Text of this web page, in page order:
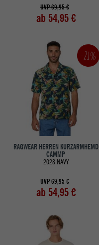
UVP 69,95 €
ab 54,95 €
-21%
RAGWEAR HERREN KURZARMHEMD
CAMMP
2028 NAVY
UVP 69,95 €
ab 54,95 €